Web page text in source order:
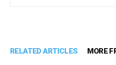
RELATED ARTICLES MORE